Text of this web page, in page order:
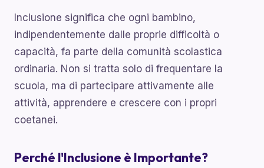
Inclusione significa che ogni bambino,
indipendentemente dalle proprie difficoltà o
capacità, fa parte della comunità scolastica
ordinaria. Non si tratta solo di frequentare la
scuola, ma di partecipare attivamente alle
attività, apprendere e crescere con i propri
coetanei.
Perché l'Inclusione è Importante?